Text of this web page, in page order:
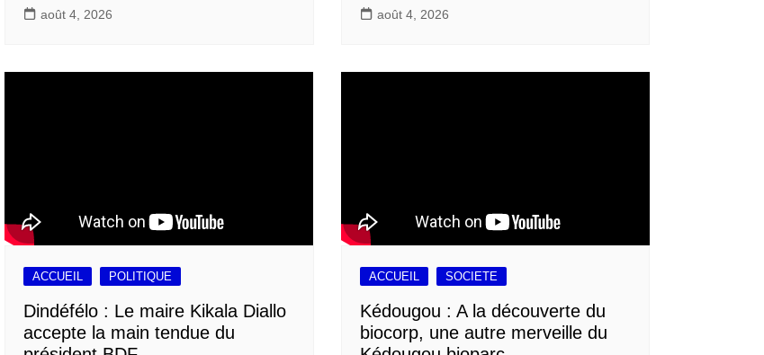
août 4, 2026 août 4, 2026
ACCUEIL POLITIQUE
Dindéfélo : Le maire Kikala Diallo
accepte la main tendue du
ACCUEIL SOCIETE
Kédougou : A la découverte du
biocorp, une autre merveille du